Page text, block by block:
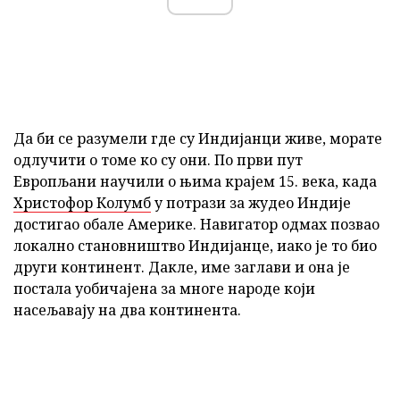
Да би се разумели где су Индијанци живе, морате
одлучити о томе ко су они. По први пут
Европљани научили о њима крајем 15. века, када
Христофор Колумбу потрази за жудео Индије
достигао обале Америке. Навигатор одмах позвао
локално становништво Индијанце, иако је то био
други континент. Дакле, име заглави и она је
постала уобичајена за многе народе који
насељавају на два континента.